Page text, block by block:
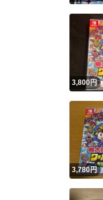
3,800円
3,780円